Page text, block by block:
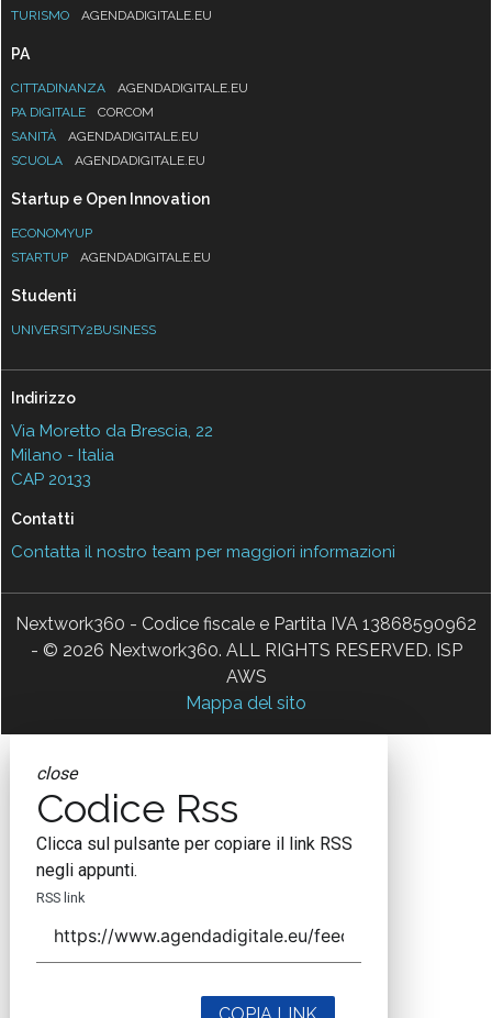
TURISMO
AGENDADIGITALE.EU
PA
CITTADINANZA
AGENDADIGITALE.EU
PA DIGITALE
CORCOM
SANITÀ
AGENDADIGITALE.EU
SCUOLA
AGENDADIGITALE.EU
Startup e Open Innovation
ECONOMYUP
STARTUP
AGENDADIGITALE.EU
Studenti
UNIVERSITY2BUSINESS
Indirizzo
Via Moretto da Brescia, 22
Milano - Italia
CAP 20133
Contatti
Contatta il nostro team per maggiori informazioni
Nextwork360 - Codice fiscale e Partita IVA 13868590962
- © 2026 Nextwork360. ALL RIGHTS RESERVED. ISP
AWS
Mappa del sito
close
Codice Rss
Clicca sul pulsante per copiare il link RSS
negli appunti.
RSS link
COPIA LINK